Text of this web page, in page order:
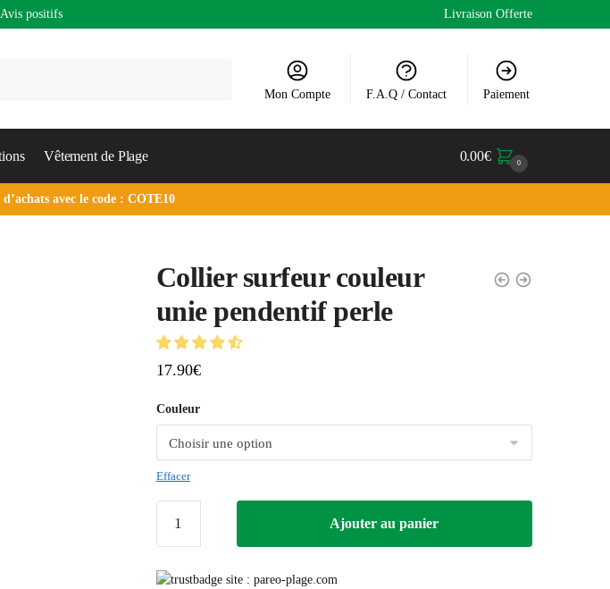
positifs Livraison Offerte
Mon Compte F.A.Q / Contact Paiement
Vêtement de Plage 0.00€ 0
avec le code : COTE10
Collier surfeur couleur
unie pendentif perle
17.90€
Couleur
Effacer
Ajouter au panier